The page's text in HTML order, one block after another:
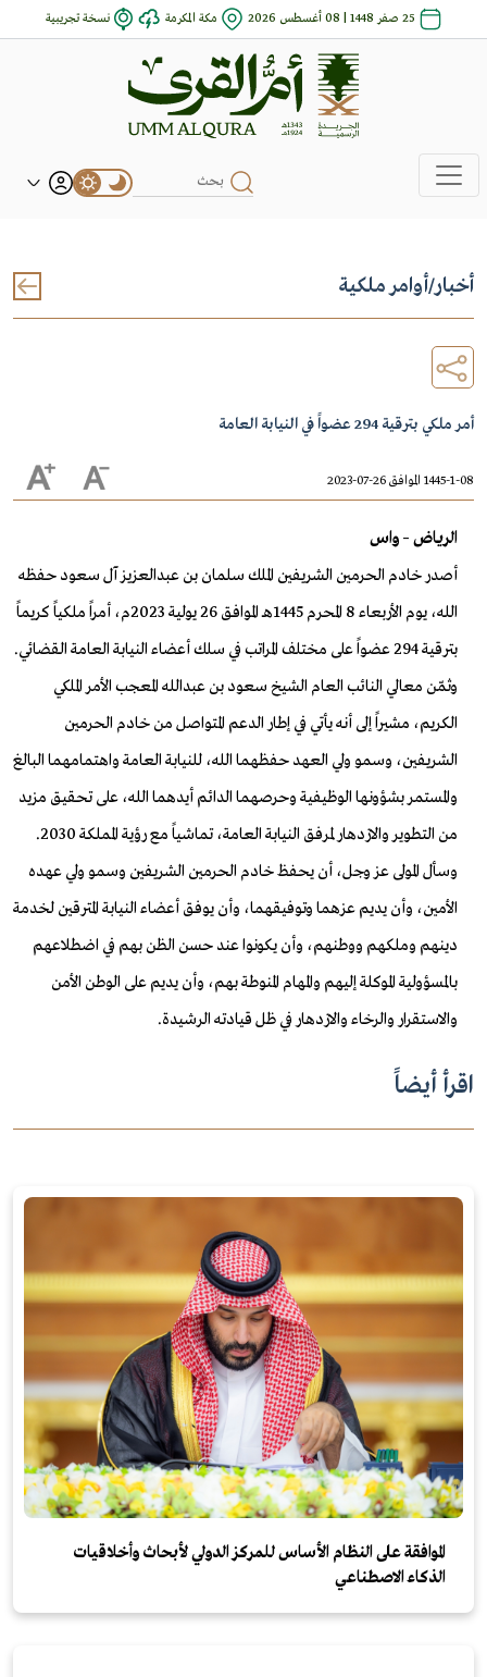
25 صفر 1448 | 08 أغسطس 2026 مكة المكرمة نسخة تجريبية
أخبار/أوامر ملكية
أمر ملكي بترقية 294 عضواً في النيابة العامة
1445-1-08 الموافق 26-07-2023
الرياض – واس
أصدر خادم الحرمين الشريفين الملك سلمان بن عبدالعزيز آل سعود حفظه
الله، يوم الأربعاء 8 المحرم 1445هـ الموافق 26 يولية 2023م، أمراً ملكياً كريماً
بترقية 294 عضواً على مختلف المراتب في سلك أعضاء النيابة العامة القضائي.
وثمّن معالي النائب العام الشيخ سعود بن عبدالله المعجب الأمر الملكي
الكريم، مشيراً إلى أنه يأتي في إطار الدعم المتواصل من خادم الحرمين
الشريفين، وسمو ولي العهد حفظهما الله، للنيابة العامة واهتمامهما البالغ
والمستمر بشؤونها الوظيفية وحرصهما الدائم أيدهما الله، على تحقيق مزيد
من التطوير والازدهار لمرفق النيابة العامة، تماشياً مع رؤية المملكة 2030.
وسأل المولى عز وجل، أن يحفظ خادم الحرمين الشريفين وسمو ولي عهده
الأمين، وأن يديم عزهما وتوفيقهما، وأن يوفق أعضاء النيابة المترقين لخدمة
دينهم وملكهم ووطنهم، وأن يكونوا عند حسن الظن بهم في اضطلاعهم
بالمسؤولية الموكلة إليهم والمهام المنوطة بهم، وأن يديم على الوطن الأمن
والاستقرار والرخاء والازدهار في ظل قيادته الرشيدة.
اقرأ أيضاً
الموافقة على النظام الأساس للمركز الدولي لأبحاث وأخلاقيات
الذكاء الاصطناعي